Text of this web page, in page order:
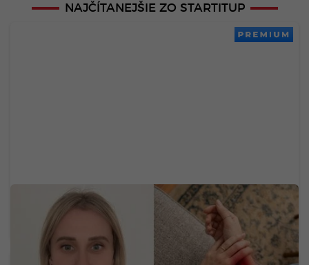
NAJČÍTANEJŠIE ZO STARTITUP
PREMIUM
Neurologička odporúča metódu 60-5-3-30:
Mravčenie v končatinách môže byť neškodnou
reakciou na tlak, ale aj varovným signálom